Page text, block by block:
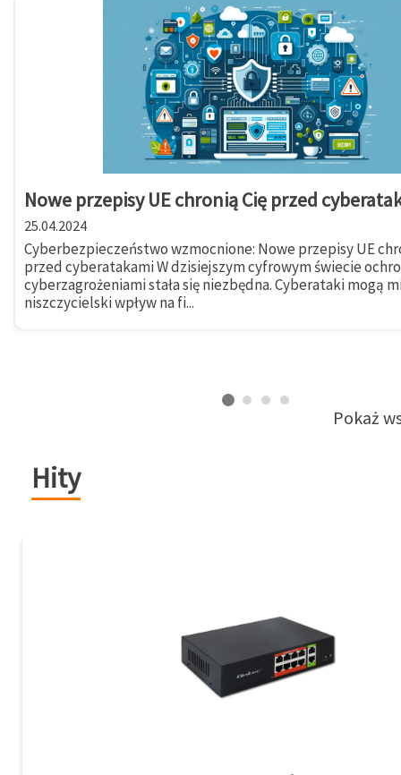
Nowe przepisy UE chronią Cię przed
25.04.2024
Cyberbezpieczeństwo wzmocnione: Nowe przepisy UE
przed cyberatakami W dzisiejszym cyfrowym świecie
cyberzagrożeniami stała się niezbędna. Cyberataki mogą
niszczycielski wpływ na fi...
Pokaż
Hity